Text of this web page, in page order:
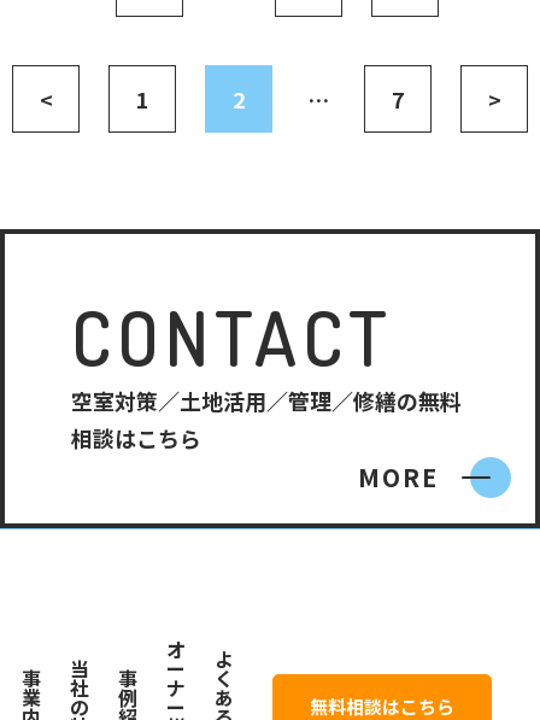
< 1 2 … 7 >
CONTACT
空室対策／土地活用／管理／修繕の無料
相談はこちら
MORE
事
業
当
社
の
事
例
オ
ー
ナ
ー
よ
く
あ 無料相談はこちら